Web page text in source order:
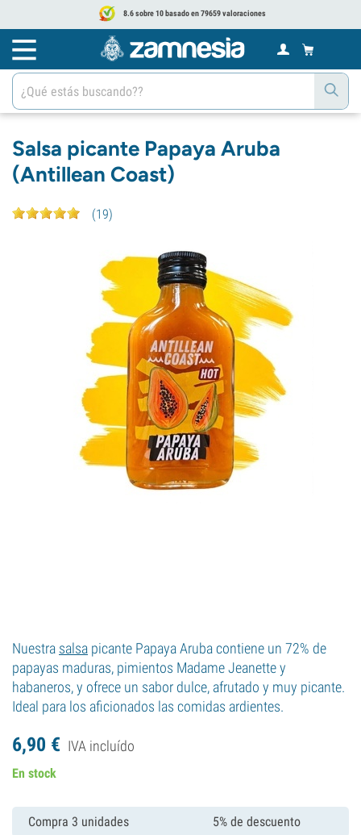
8.6 sobre 10 basado en 79659 valoraciones
Salsa picante Papaya Aruba
(Antillean Coast)
(19)
Nuestra salsa picante Papaya Aruba contiene un 72% de
papayas maduras, pimientos Madame Jeanette y
habaneros, y ofrece un sabor dulce, afrutado y muy picante.
Ideal para los aficionados las comidas ardientes.
6,90 € IVA incluído
En stock
Compra 3 unidades 5% de descuento